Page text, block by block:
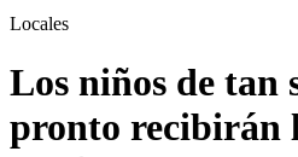
Locales
Los niños de tan
pronto recibirán